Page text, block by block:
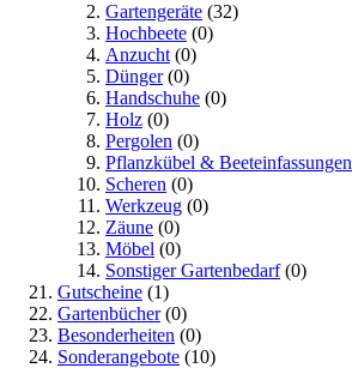
Gartengeräte (32)
Hochbeete (0)
Anzucht (0)
Dünger(0)
Handschuhe (0)
Holz (0)
Pergolen (0)
Pflanzkübel & Beeteinfassungen
Scheren (0)
Werkzeug (0)
Zäune (0)
Möbel (0)
Sonstiger Gartenbedarf(0)
Gutscheine (1)
Gartenbücher(0)
Besonderheiten (0)
Sonderangebote (10)